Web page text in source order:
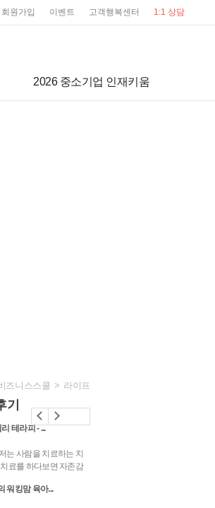
회원가입 이벤트 고객행복센터 1:1 상담
2026 중소기업 인재키움
즈니스스쿨 > 라이프
멘토 박정호의 실전 창업
기
테라피 - ...
는 사람을 치료하는 치
료를 하다보면 자존감
워킹맘 육아...